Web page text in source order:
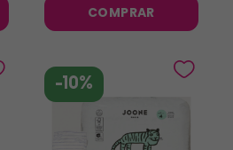
COMPRAR
-10%